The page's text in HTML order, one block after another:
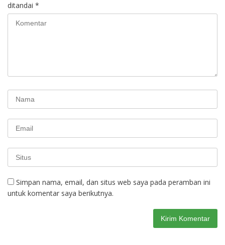
ditandai *
Simpan nama, email, dan situs web saya pada peramban ini
untuk komentar saya berikutnya.